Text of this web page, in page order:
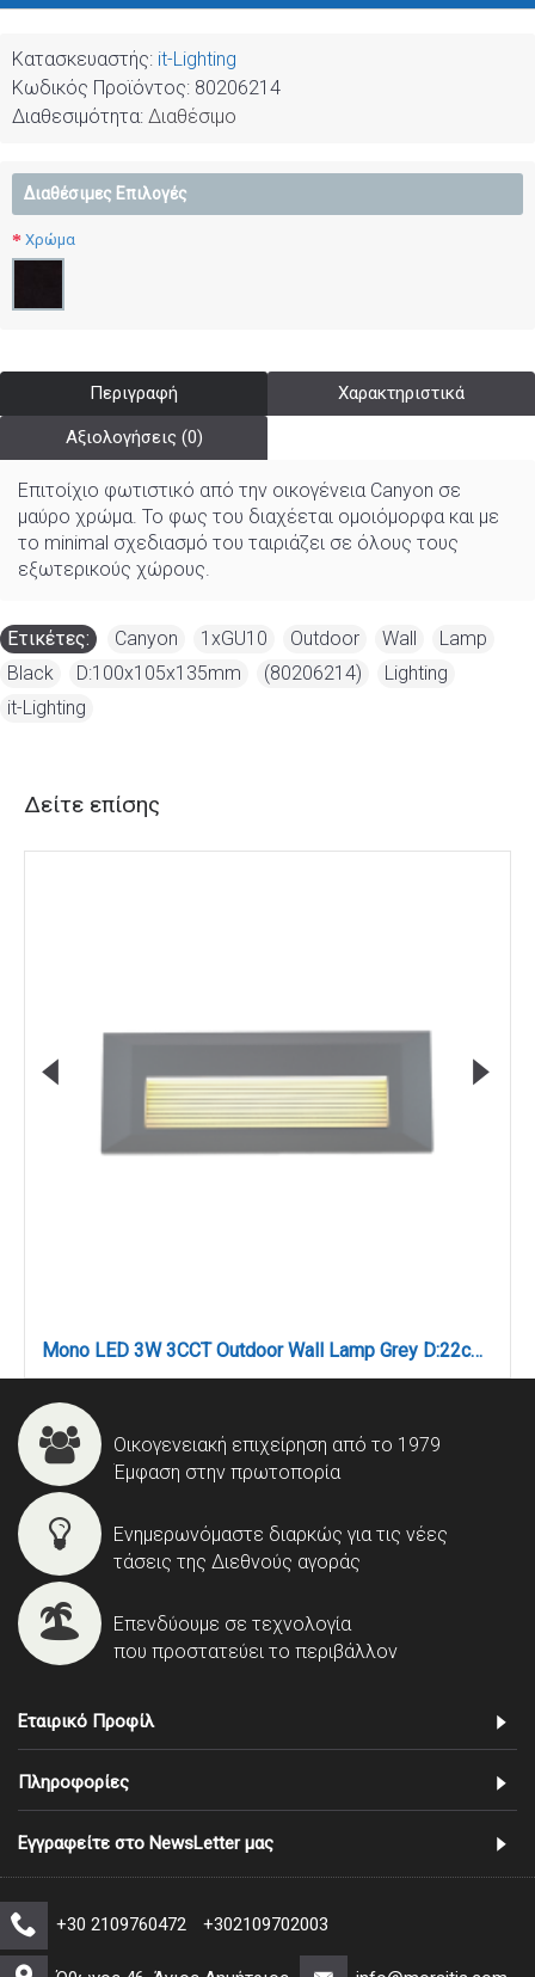
Κατασκευαστής: it-Lighting
Κωδικός Προϊόντος: 80206214
Διαθεσιμότητα: Διαθέσιμο
Διαθέσιμες Επιλογές
Χρώμα
Περιγραφή Χαρακτηριστικά
Αξιολογήσεις (0)
Επιτοίχιο φωτιστικό από την οικογένεια Canyon σε
μαύρο χρώμα. Το φως του διαχέεται ομοιόμορφα και με
το minimal σχεδιασμό του ταιριάζει σε όλους τους
εξωτερικούς χώρους.
Ετικέτες: Canyon 1xGU10 Outdoor Wall Lamp
Black
D:100x105x135mm (80206214) Lighting
it-Lighting
Δείτε επίσης
Mono LED 3W 3CCT Outdoor Wall Lamp Grey D:22cmx2.8cm (80201730)
Οικογενειακή επιχείρηση από το 1979
Έμφαση στην πρωτοπορία
Ενημερωνόμαστε διαρκώς για τις νέες
τάσεις της Διεθνούς αγοράς
Επενδύουμε σε τεχνολογία
που προστατεύει το περιβάλλον
Εταιρικό Προφίλ
Πληροφορίες
Εγγραφείτε στο NewsLetter μας
+30 2109760472 +302109702003